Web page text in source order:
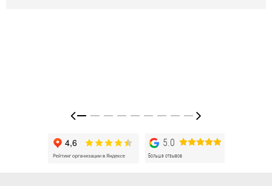
5.0
Больше отзывов